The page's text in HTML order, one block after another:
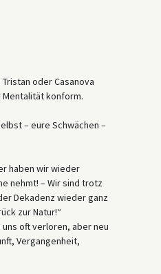
oder Casanova
Mentalität konform.
– eure Schwächen –
haben wir wieder
nehmt! – Wir sind trotz
Dekadenz wieder ganz
zur Natur!“
oft verloren, aber neu
Vergangenheit,